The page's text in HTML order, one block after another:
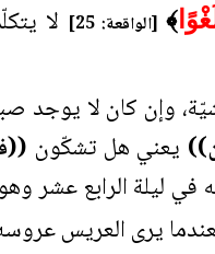
﴾ [الواقعة: 25] لا
وإن كان لا يوجد
يعني هل تشكّون
ليلة الرابع عشر وهو
يرى العريس